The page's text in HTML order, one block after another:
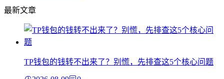
最新文章
TP钱包的钱转不出来了？别慌，先排查这5个核心问题